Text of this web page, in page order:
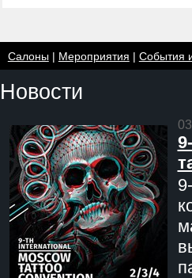
Салоны| Мероприятия | События
Новости